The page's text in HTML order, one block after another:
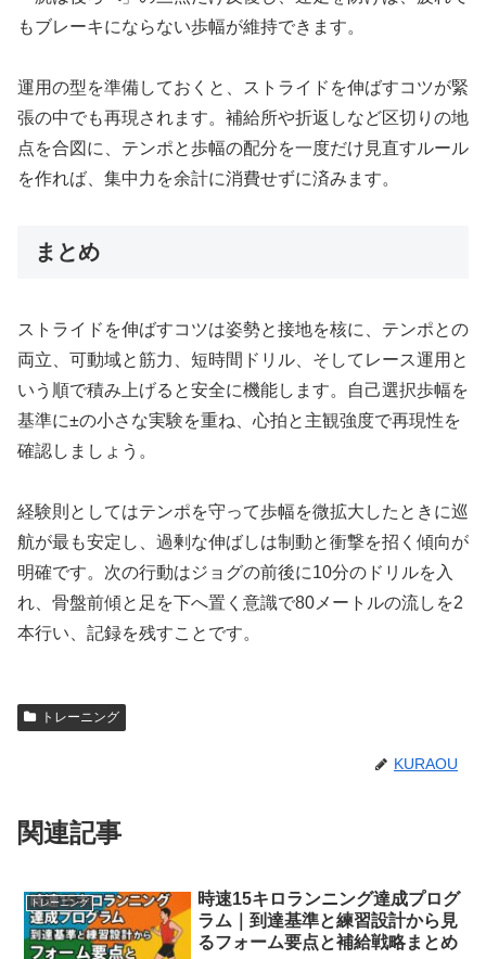
もブレーキにならない歩幅が維持できます。
運用の型を準備しておくと、ストライドを伸ばすコツが緊
張の中でも再現されます。補給所や折返しなど区切りの地
点を合図に、テンポと歩幅の配分を一度だけ見直すルール
を作れば、集中力を余計に消費せずに済みます。
まとめ
ストライドを伸ばすコツは姿勢と接地を核に、テンポとの
両立、可動域と筋力、短時間ドリル、そしてレース運用と
いう順で積み上げると安全に機能します。自己選択歩幅を
基準に±の小さな実験を重ね、心拍と主観強度で再現性を
確認しましょう。
経験則としてはテンポを守って歩幅を微拡大したときに巡
航が最も安定し、過剰な伸ばしは制動と衝撃を招く傾向が
明確です。次の行動はジョグの前後に10分のドリルを入
れ、骨盤前傾と足を下へ置く意識で80メートルの流しを2
本行い、記録を残すことです。
トレーニング
KURAOU
関連記事
トレーニング
時速15キロランニング達成プログ
ラム｜到達基準と練習設計から見
るフォーム要点と補給戦略まとめ